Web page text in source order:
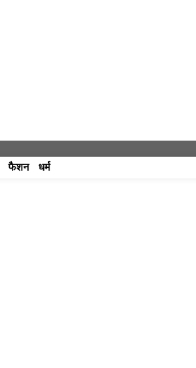
फैशन धर्म